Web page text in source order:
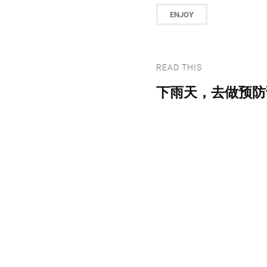
ENJOY
READ THIS
下雨天，去做预